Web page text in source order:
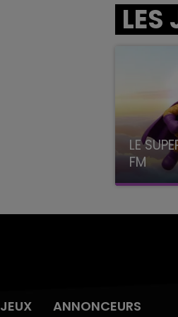
LES
LE
FM
avec La
JEUX ANNONCEURS